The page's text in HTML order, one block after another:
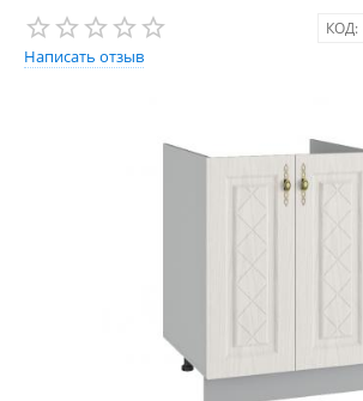
Написать отзыв
КОД: